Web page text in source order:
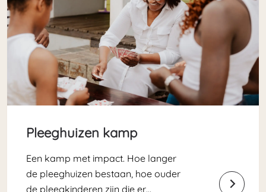
Pleeghuizen kamp
Een kamp met impact. Hoe langer
de pleeghuizen bestaan, hoe ouder
de pleegkinderen zijn die er